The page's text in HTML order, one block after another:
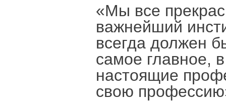
«Мы все
важнейший
всегда должен
самое главное,
настоящие
свою